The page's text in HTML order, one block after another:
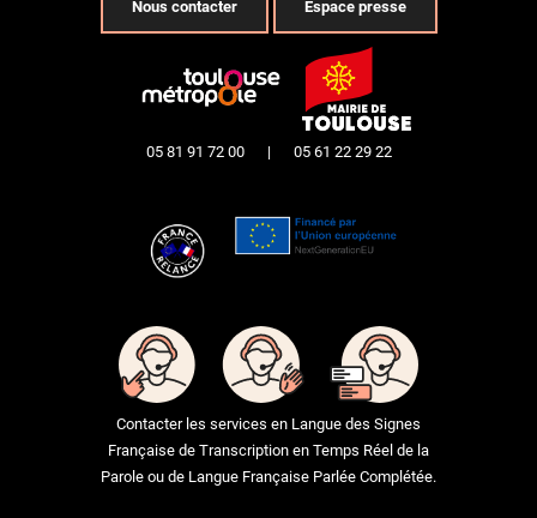
Nous contacter Espace presse
05 81 91 72 00 | 05 61 22 29 22
Contacter les services en Langue des Signes
Française de Transcription en Temps Réel de la
Parole ou de Langue Française Parlée Complétée.